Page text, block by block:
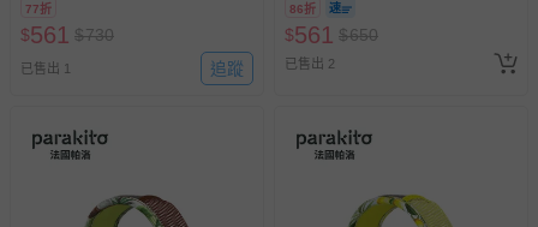
77折
$561 $730
已售出 1 追蹤
86折
$561 $650
已售出 2